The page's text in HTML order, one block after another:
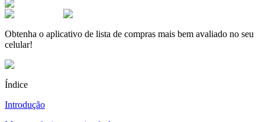
Obtenha o aplicativo de lista de compras mais bem avaliado no seu
celular!
Índice
Introdução